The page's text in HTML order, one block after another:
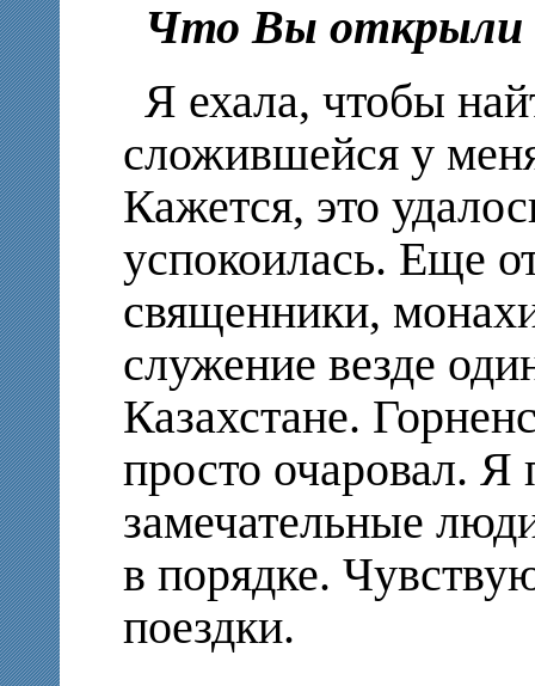
Что Вы открыли
Я ехала, чтобы
сложившейся у
Кажется, это
успокоилась. Еще
священники,
служение везде
Казахстане.
просто очаровал. Я
замечательные
в порядке.
поездки.